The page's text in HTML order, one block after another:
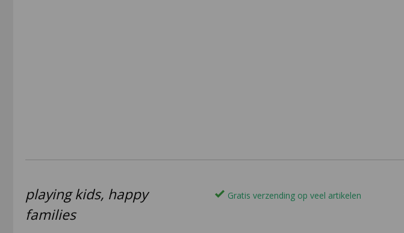
playing kids, happy
families
Gratis verzending op veel artikelen